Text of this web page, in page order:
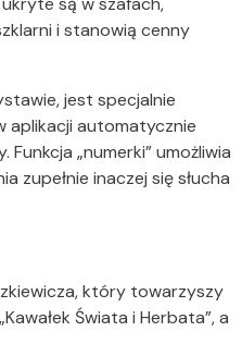
i stanowią cenny
jest specjalnie
aplikacji automatycznie
„numerki” umożliwia
zupełnie inaczej się słucha
który towarzyszy
Świata i Herbata”, a